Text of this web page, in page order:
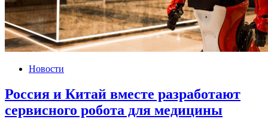
Новости
Россия и Китай вместе разработают
сервисного робота для медицины